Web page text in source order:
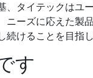
、タイテックはユ
ニーズに応えた製
けることを目指し
す